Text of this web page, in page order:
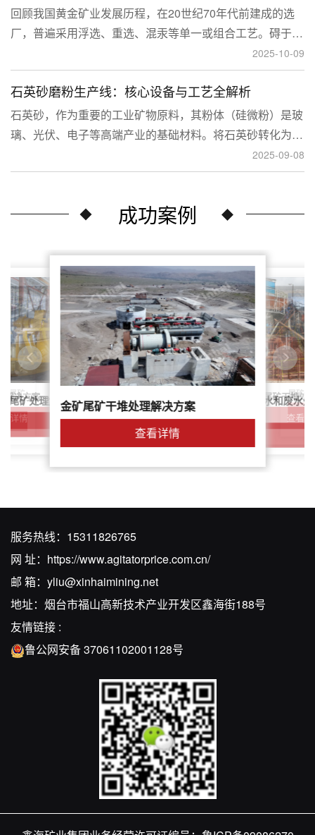
回顾我国黄金矿业发展历程，在20世纪70年代前建成的选
厂，普遍采用浮选、重选、混汞等单一或组合工艺。碍于当
时选矿工艺水平的限制，回收率普遍较低，大量细粒金、包
裹金或与特定矿物共生的金流失到尾矿中，造成了巨大的经
济损失。
2025-10-09
石英砂磨粉生产线：核心设备与工艺全解析
石英砂，作为重要的工业矿物原料，其粉体（硅微粉）是玻
璃、光伏、电子等高端产业的基础材料。将石英砂转化为高
附加值的粉体，离不开一套专业的石英砂磨粉成套设备。本
文将从设备、工艺到应用，为您全面解析这条生产线。
2025-09-08
成功案例
尾矿
解决方案
详情
尾矿处理解决方案简介金矿尾矿干堆处理解决方案
查看详情
鑫海尾矿处理系统：尾矿水和废水
解决方案
针对稀土尾矿干堆处
查看
尾矿干
服务热线： 15311826765
网 址： https://www.agitatorprice.com.cn/
邮 箱： yliu@xinhaimining.net
地址：烟台市福山高新技术产业开发区鑫海街188号
友情链接 :
鲁公网安备 37061102001128号